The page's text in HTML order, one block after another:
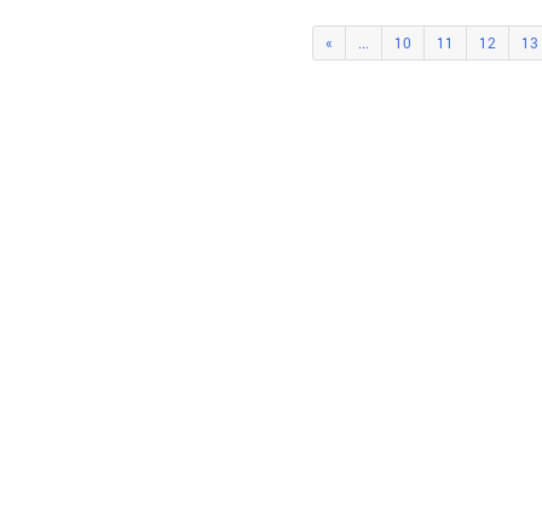
« ... 10 11 12 13